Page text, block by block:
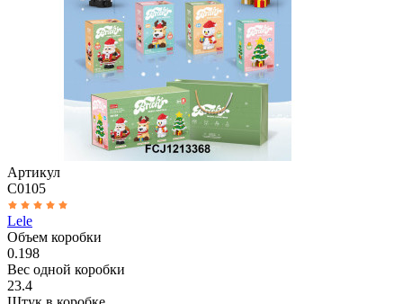
Артикул
C0105
Lele
Объем коробки
0.198
Вес одной коробки
23.4